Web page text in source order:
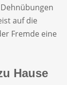
auf die
Fremde eine
Hause